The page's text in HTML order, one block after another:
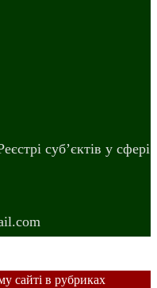
суб’єктів у сфері
сайті в рубриках